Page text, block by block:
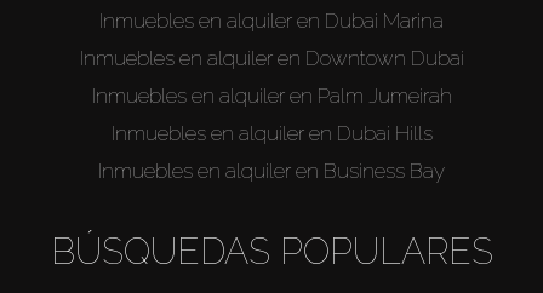
Inmuebles en alquiler en Dubai Marina
Inmuebles en alquiler en Downtown Dubai
Inmuebles en alquiler en Palm Jumeirah
Inmuebles en alquiler en Dubai Hills
Inmuebles en alquiler en Business Bay
BÚSQUEDAS POPULARES